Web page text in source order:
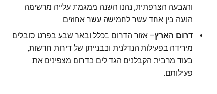
והגבעה הצרפתית, נהנו השנה ממגמת עלייה מרשימה
הנעה בין אחד עשר לחמישה עשר אחוזים.
דרום הארץ– אזור הדרום בכלל ובאר שבע בפרט סובלים
מירידה בפעילות הנדלנית ובבנייתן של דירות חדשות,
בעוד מרבית הקבלנים הגדולים בדרום מצפינים את
פעילותם.